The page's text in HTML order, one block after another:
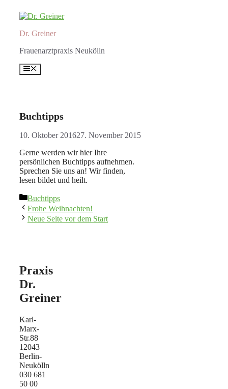
Inhalt
Dr. Greiner
Frauenarztpraxis Neukölln
Menü
Buchtipps
10. Oktober 201627. November 2015
Gerne werden wir hier Ihre
persönlichen Buchtipps aufnehmen.
Sprechen Sie uns an! Wir finden,
lesen bildet und heilt.
Kategorien
Buchtipps
Frohe Weihnachten!
Neue Seite vor dem Start
Praxis
Dr.
Greiner
Karl-
Marx-
Str.88
12043
Berlin-
Neukölln
030 681
50 00